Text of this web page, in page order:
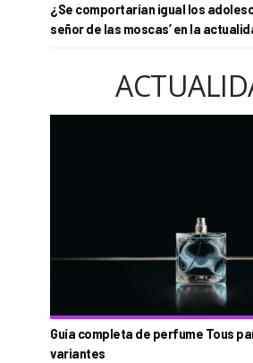
¿Se comportarían igual los
señor de las moscas’ en la
Guía completa de perfume Tous
variantes